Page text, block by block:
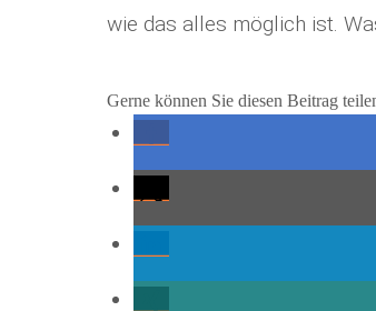
wie das alles möglich ist.
Gerne können Sie diesen Beitrag